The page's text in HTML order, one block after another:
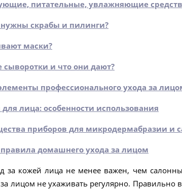
питательные, увлажняющие
нужны скрабы и пилинги?
маски?
сыворотки и что они дают?
профессионального ухода за
лица: особенности использования
приборов для микродермабразии и
домашнего ухода за лицом
за кожей лица не менее важен, чем
лицом не ухаживать регулярно. Правильно